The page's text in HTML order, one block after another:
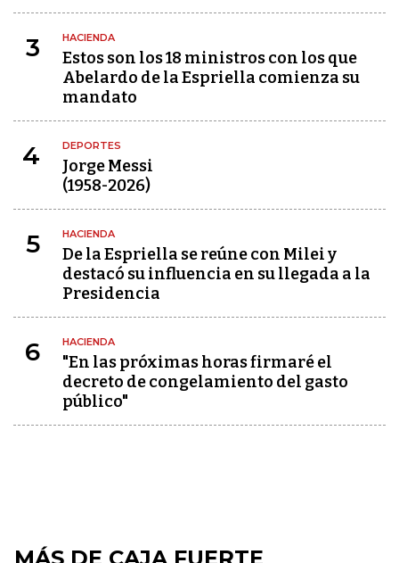
3 HACIENDA
Estos son los 18 ministros con los que
Abelardo de la Espriella comienza su
mandato
4 DEPORTES
Jorge Messi
(1958-2026)
5 HACIENDA
De la Espriella se reúne con Milei y
destacó su influencia en su llegada a la
Presidencia
6 HACIENDA
"En las próximas horas firmaré el
decreto de congelamiento del gasto
público"